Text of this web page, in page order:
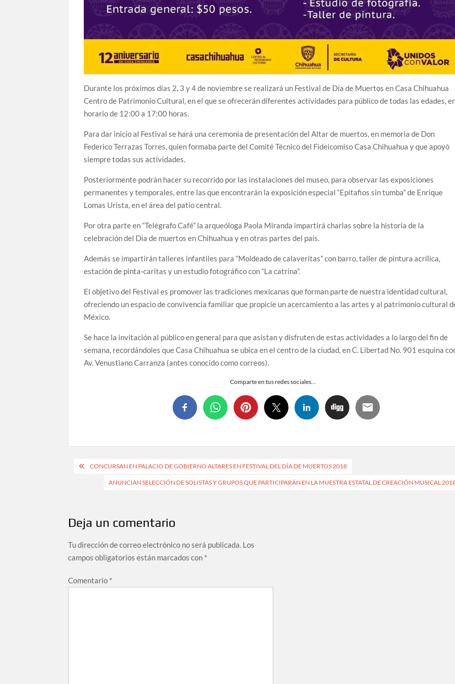
Durante los próximos días 2, 3 y 4 de noviembre se realizará un Festival de Día de Muertos en Casa Chihuahua
Centro de Patrimonio Cultural, en el que se ofrecerán diferentes actividades para público de todas las edades,
horario de 12:00 a 17:00 horas.
Para dar inicio al Festival se hará una ceremonia de presentación del Altar de muertos, en memoria de Don
Federico Terrazas Torres, quien formaba parte del Comité Técnico del Fideicomiso Casa Chihuahua y que apoyó
siempre todas sus actividades.
Posteriormente podrán hacer su recorrido por las instalaciones del museo, para observar las exposiciones
permanentes y temporales, entre las que encontrarán la exposición especial “Epitafios sin tumba” de Enrique
Lomas Urista, en el área del patio central.
Por otra parte en “Telégrafo Café” la arqueóloga Paola Miranda impartirá charlas sobre la historia de la
celebración del Día de muertos en Chihuahua y en otras partes del país.
Además se impartirán talleres infantiles para “Moldeado de calaveritas” con barro, taller de pintura acrílica,
estación de pinta-caritas y un estudio fotográfico con “La catrina”.
El objetivo del Festival es promover las tradiciones mexicanas que forman parte de nuestra identidad cultural,
ofreciendo un espacio de convivencia familiar que propicie un acercamiento a las artes y al patrimonio cultural
México.
Se hace la invitación al público en general para que asistan y disfruten de estas actividades a lo largo del fin de
semana, recordándoles que Casa Chihuahua se ubica en el centro de la ciudad, en C. Libertad No. 901 esquina
Av. Venustiano Carranza (antes conocido como correos).
Comparte en tus redes sociales...
CONCURSAN EN PALACIO DE GOBIERNO ALTARES EN FESTIVAL DEL DÍA DE MUERTOS 2018
ANUNCIAN SELECCIÓN DE SOLISTAS Y GRUPOS QUE PARTICIPARÁN EN LA MUESTRA ESTATAL DE CREACIÓN MUSICAL
Deja un comentario
Tu dirección de correo electrónico no será publicada. Los
campos obligatorios están marcados con *
Comentario *